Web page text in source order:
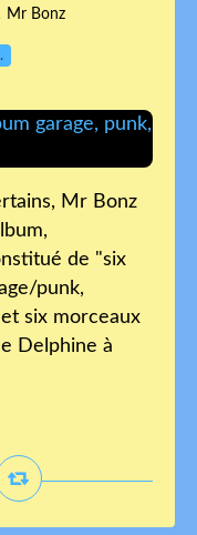
Mr Bonz
Mr Bonz
de "six
punk,
six morceaux
Delphine à